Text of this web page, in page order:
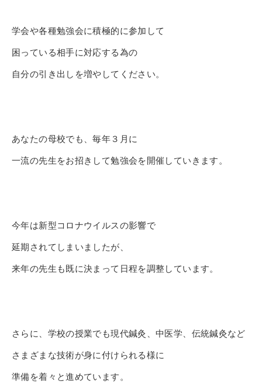
学会や各種勉強会に積極的に参加して
困っている相手に対応する為の
自分の引き出しを増やしてください。
あなたの母校でも、毎年３月に
一流の先生をお招きして勉強会を開催していきます。
今年は新型コロナウイルスの影響で
延期されてしまいましたが、
来年の先生も既に決まって日程を調整しています。
さらに、学校の授業でも現代鍼灸、中医学、 伝統鍼灸など
さまざまな技術が身に付けられる様に
準備を着々と進めています。